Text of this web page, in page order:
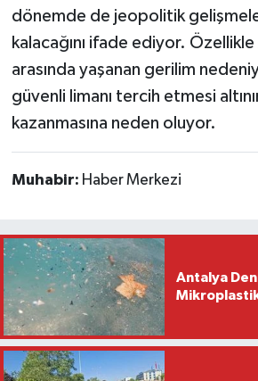
dönemde de jeopolitik
kalacağını ifade ediyor.
arasında yaşanan gerilim
güvenli limanı tercih etmesi
kazanmasına neden oluyor.
Muhabir: Haber Merkezi
Antalya